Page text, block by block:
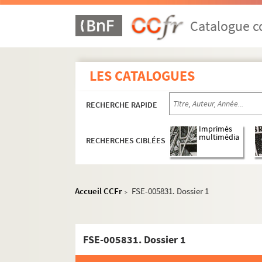
Catalogue
LES CATALOGUES
RECHERCHE RAPIDE
RECHERCHES CIBLÉES
Imprimés
multimédia
Accueil CCFr > FSE-005831. Dossier 1
FSE-005831. Dossier 1
Vie personnelle
Décès et obsèques
Publications, hommages et
Objets personnels
Fondations
Vie militaire
Vie professionnelle
Vie politique : son entourage
Ministre des Anciens
Secrétaire d'Etat à l'Information